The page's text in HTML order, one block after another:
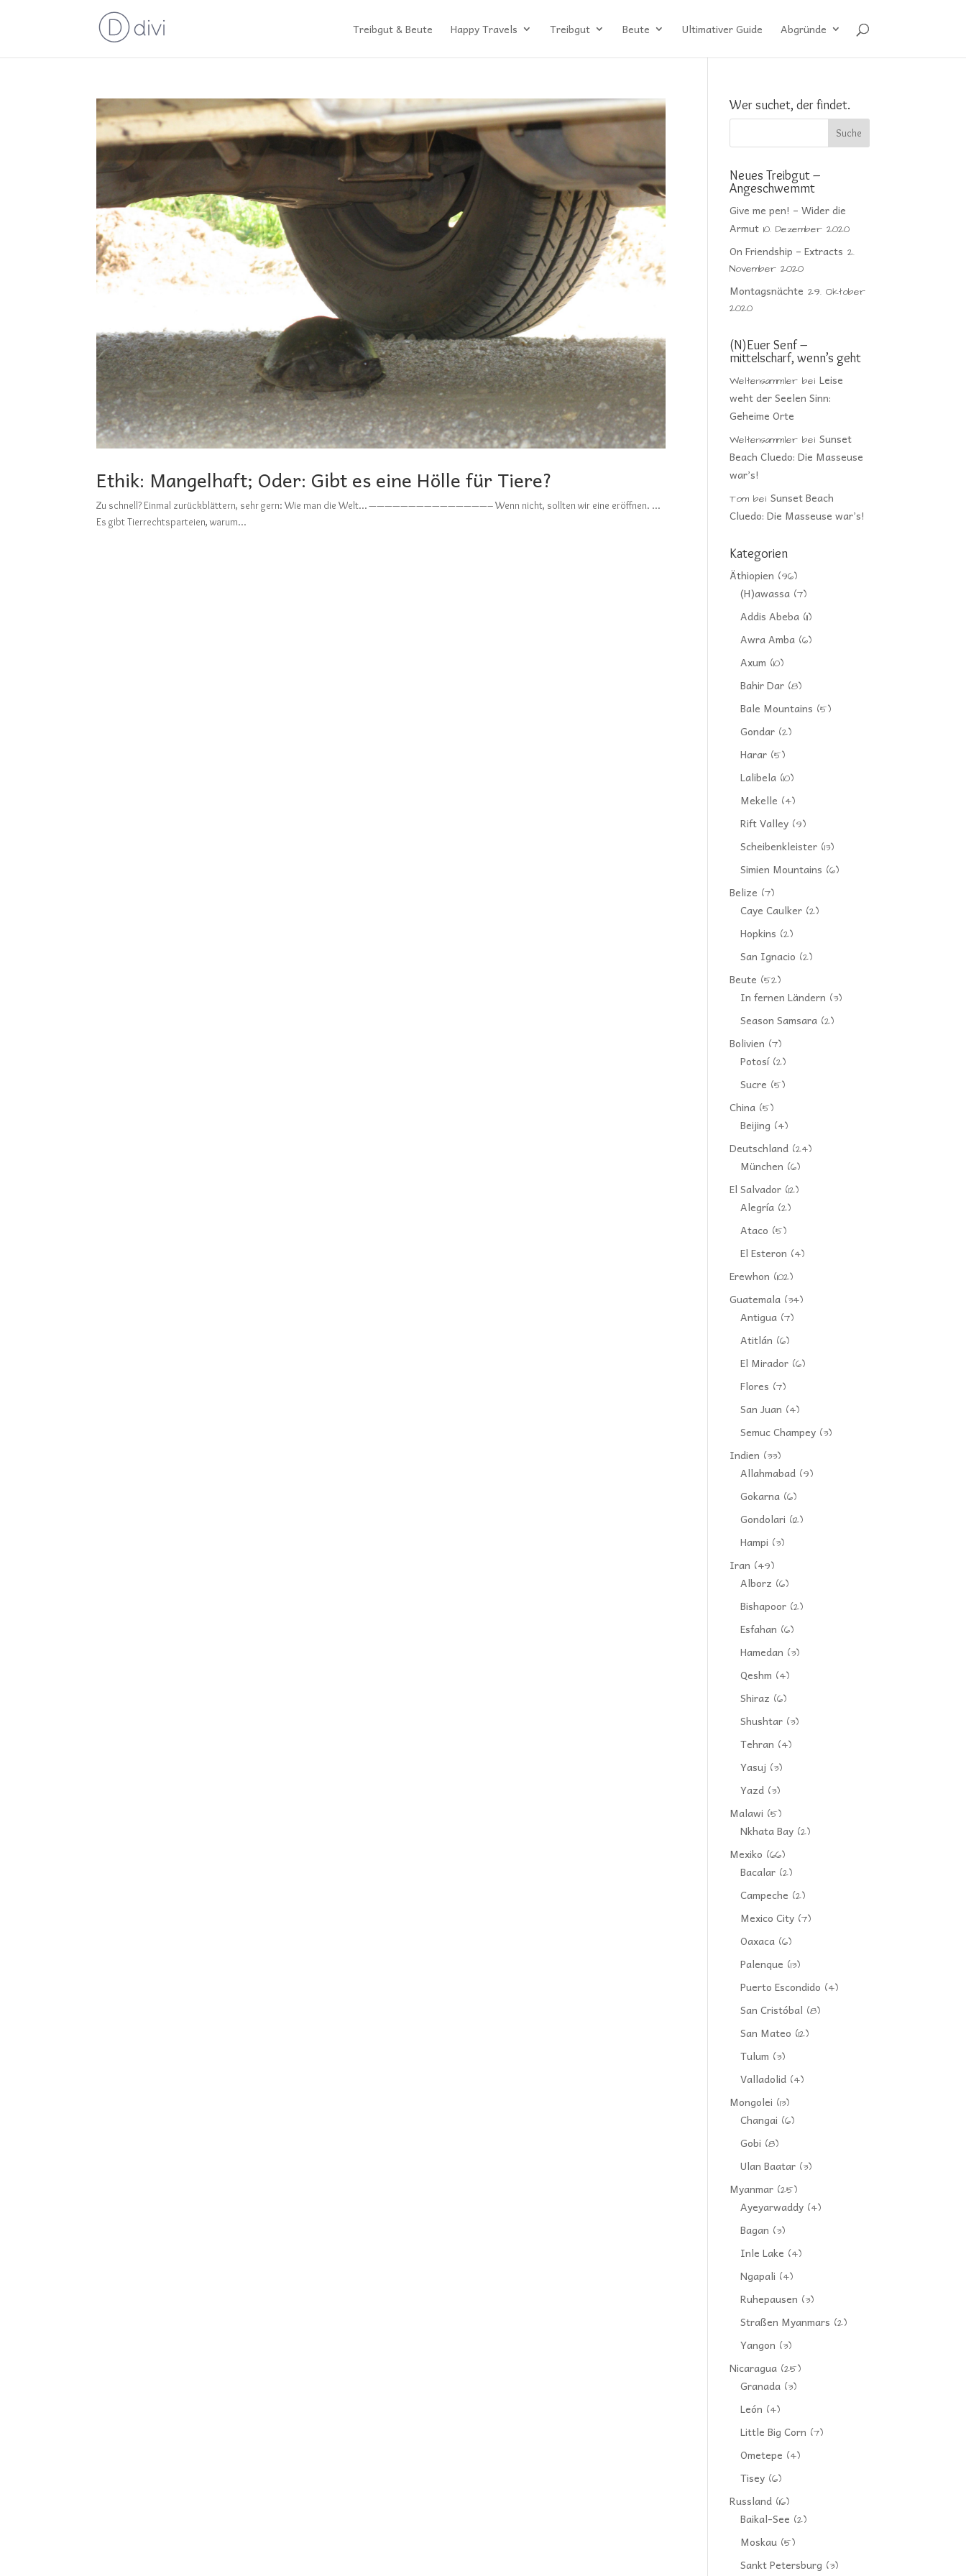
Treibgut & Beute Happy Travels Treibgut Beute Ultimativer Guide Abgründe
Ethik: Mangelhaft; Oder: Gibt es eine Hölle für Tiere?
Zu schnell? Einmal zurückblättern, sehr gern: Wie man die Welt… ———————————————– Wenn nicht, sollten wir eine eröffnen. …
Es gibt Tierrechtsparteien, warum...
Wer suchet, der findet.
Neues Treibgut –
Angeschwemmt
Give me pen! – Wider die
Armut 10. Dezember 2020
On Friendship – Extracts 2.
November 2020
Montagsnächte 29. Oktober
2020
(N)Euer Senf –
mittelscharf, wenn’s geht
Weltensammler beiLeise
weht der Seelen Sinn:
Geheime Orte
Weltensammler beiSunset
Beach Cluedo: Die Masseuse
war’s!
Tom beiSunset Beach
Cluedo: Die Masseuse war’s!
Kategorien
Äthiopien (96)
(H)awassa (7)
Addis Abeba (11)
Awra Amba (6)
Axum (10)
Bahir Dar (8)
Bale Mountains (5)
Gondar (2)
Harar (5)
Lalibela (10)
Mekelle (4)
Rift Valley (9)
Scheibenkleister (13)
Simien Mountains (6)
Belize (7)
Caye Caulker (2)
Hopkins (2)
San Ignacio (2)
Beute (52)
In fernen Ländern (3)
Season Samsara (2)
Bolivien (7)
Potosí(2)
Sucre (5)
China (5)
Beijing (4)
Deutschland (24)
München (6)
El Salvador (12)
Alegría (2)
Ataco (5)
El Esteron (4)
Erewhon (102)
Guatemala (34)
Antigua (7)
Atitlán (6)
El Mirador (6)
Flores (7)
San Juan (4)
Semuc Champey (3)
Indien (33)
Allahmabad (9)
Gokarna (6)
Gondolari (12)
Hampi (3)
Iran (49)
Alborz (6)
Bishapoor (2)
Esfahan (6)
Hamedan (3)
Qeshm (4)
Shiraz (6)
Shushtar (3)
Tehran (4)
Yasuj (3)
Yazd (3)
Malawi (5)
Nkhata Bay (2)
Mexiko (66)
Bacalar (2)
Campeche (2)
Mexico City (7)
Oaxaca (6)
Palenque (13)
Puerto Escondido (4)
San Cristóbal (8)
San Mateo (12)
Tulum (3)
Valladolid (4)
Mongolei (13)
Changai (6)
Gobi (8)
Ulan Baatar (3)
Myanmar (25)
Ayeyarwaddy (4)
Bagan (3)
Inle Lake (4)
Ngapali (4)
Ruhepausen (3)
Straßen Myanmars (2)
Yangon (3)
Nicaragua (25)
Granada (3)
León (4)
Little Big Corn (7)
Ometepe (4)
Tisey (6)
Russland (16)
Baikal-See (2)
Moskau (5)
Sankt Petersburg (3)